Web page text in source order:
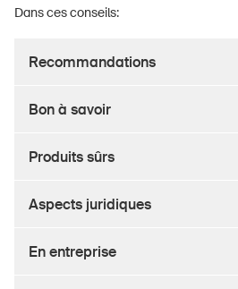
Campagnes
Postes vacants
Commander et télécharger
Produits sûrs
Dans ces conseils:
Recommandations
Bon à savoir
Produits sûrs
Aspects juridiques
En entreprise